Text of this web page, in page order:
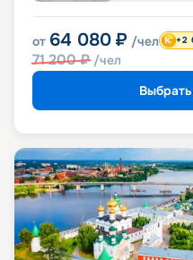
от 64 080 ₽ /чел
71 200₽ /чел
+2